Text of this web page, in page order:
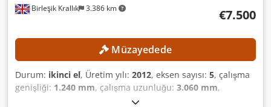
Birleşik Krallık 3.386 km €7.500
Müzayedede
Durum: ikinci el, Üretim yılı: 2012, eksen sayısı: 5, çalışma
genişliği: 1.240 mm, çalışma uzunluğu: 3.060 mm,
, TEKNİK DETAYLAR İşleme Türü: